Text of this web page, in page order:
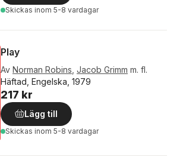
Skickas inom 5-8 vardagar
Play
Av Norman Robins Jacob Grimm m. fl.
Häftad, Engelska, 1979
217 kr
Lägg till
Skickas inom 5-8 vardagar